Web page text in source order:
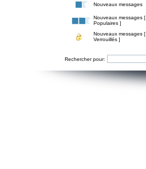
Nouveaux messages
Nouveaux messages [
Populaires ]
Nouveaux messages [
Verrouillés ]
Rechercher pour: